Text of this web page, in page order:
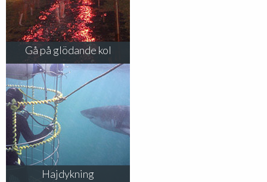
Gå på glödande kol
Hajdykning